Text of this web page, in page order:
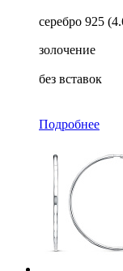
серебро 925
золочение
без вставок
Подробнее